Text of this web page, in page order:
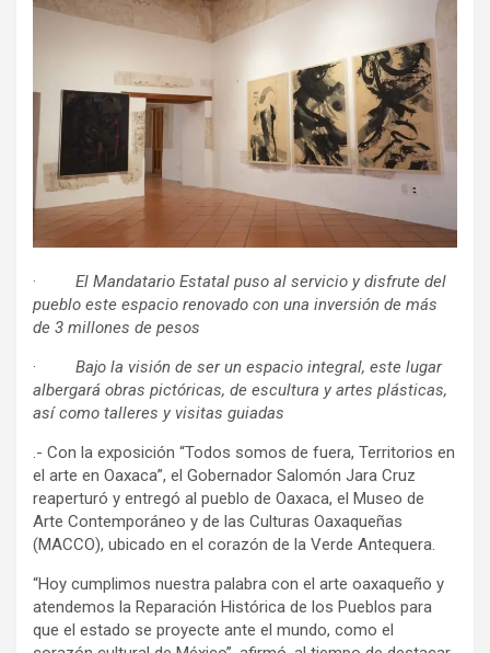
· El Mandatario Estatal puso al servicio y disfrute del
pueblo este espacio renovado con una inversión de más
de 3 millones de pesos
· Bajo la visión de ser un espacio integral, este lugar
albergará obras pictóricas, de escultura y artes plásticas,
así como talleres y visitas guiadas
.- Con la exposición “Todos somos de fuera, Territorios en
el arte en Oaxaca”, el Gobernador Salomón Jara Cruz
reaperturó y entregó al pueblo de Oaxaca, el Museo de
Arte Contemporáneo y de las Culturas Oaxaqueñas
(MACCO), ubicado en el corazón de la Verde Antequera.
“Hoy cumplimos nuestra palabra con el arte oaxaqueño y
atendemos la Reparación Histórica de los Pueblos para
que el estado se proyecte ante el mundo, como el